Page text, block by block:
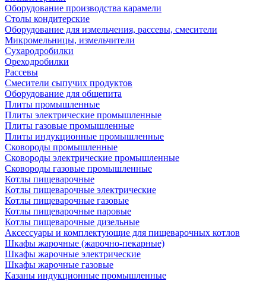
Оборудование производства карамели
Столы кондитерские
Оборудование для измельчения, рассевы, смесители
Микромельницы, измельчители
Сухародробилки
Ореходробилки
Рассевы
Смесители сыпучих продуктов
Оборудование для общепита
Плиты промышленные
Плиты электрические промышленные
Плиты газовые промышленные
Плиты индукционные промышленные
Сковороды промышленные
Сковороды электрические промышленные
Сковороды газовые промышленные
Котлы пищеварочные
Котлы пищеварочные электрические
Котлы пищеварочные газовые
Котлы пищеварочные паровые
Котлы пищеварочные дизельные
Аксессуары и комплектующие для пищеварочных котлов
Шкафы жарочные (жарочно-пекарные)
Шкафы жарочные электрические
Шкафы жарочные газовые
Казаны индукционные промышленные